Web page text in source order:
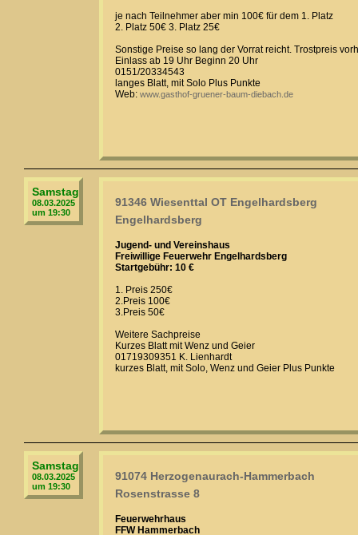
je nach Teilnehmer aber min 100€ für dem 1. Platz
2. Platz 50€ 3. Platz 25€
Sonstige Preise so lang der Vorrat reicht. Trostpreis
Einlass ab 19 Uhr Beginn 20 Uhr
0151/20334543
langes Blatt, mit Solo Plus Punkte
Web: www.gasthof-gruener-baum-diebach.de
Samstag
08.03.2025
um 19:30
91346 Wiesenttal OT Engelhardsberg
Engelhardsberg
Jugend- und Vereinshaus
Freiwillige Feuerwehr Engelhardsberg
Startgebühr: 10 €
1. Preis 250€
2.Preis 100€
3.Preis 50€
Weitere Sachpreise
Kurzes Blatt mit Wenz und Geier
01719309351 K. Lienhardt
kurzes Blatt, mit Solo, Wenz und Geier Plus Punkte
Samstag
08.03.2025
um 19:30
91074 Herzogenaurach-Hammerbach
Rosenstrasse 8
Feuerwehrhaus
FFW Hammerbach